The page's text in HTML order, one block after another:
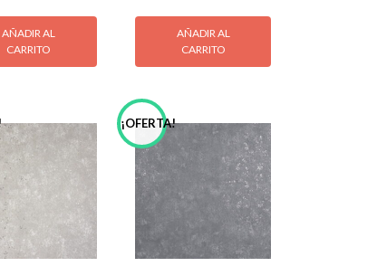
$3,950.00.$2,750.00.
AÑADIR AL
CARRITO
$3,950.00.$2,750.00.
AÑADIR AL
CARRITO
¡OFERTA!